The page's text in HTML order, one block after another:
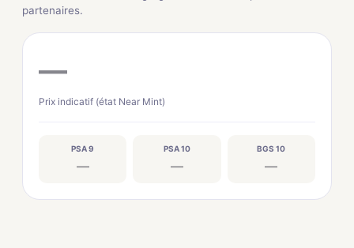
partenaires.
—
Prix indicatif (état Near Mint)
PSA 9
—
PSA 10
—
BGS 10
—